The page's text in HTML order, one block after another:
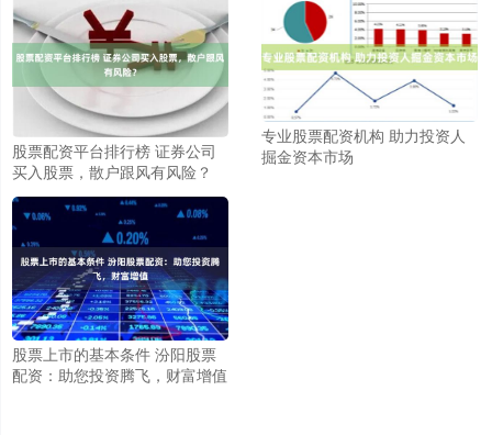
股票配资平台排行榜 证券公司
买入股票，散户跟风有风险？
专业股票配资机构 助力投资人
掘金资本市场
股票上市的基本条件 汾阳股票
配资：助您投资腾飞，财富增值